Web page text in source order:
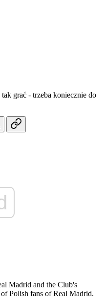
grać - trzeba koniecznie do
Madrid and the Club's
Polish fans of Real Madrid.